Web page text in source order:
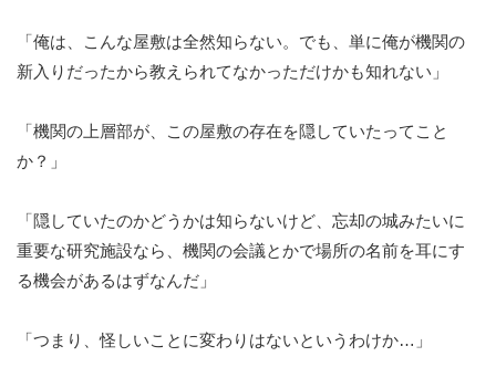
「俺は、こんな屋敷は全然知らない。でも、単に俺が機関の
新入りだったから教えられてなかっただけかも知れない」
「機関の上層部が、この屋敷の存在を隠していたってこと
か？」
「隠していたのかどうかは知らないけど、忘却の城みたいに
重要な研究施設なら、機関の会議とかで場所の名前を耳にす
る機会があるはずなんだ」
「つまり、怪しいことに変わりはないというわけか…」